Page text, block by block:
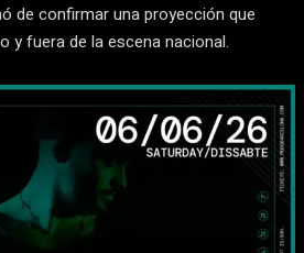
de confirmar una proyección que
y fuera de la escena nacional.